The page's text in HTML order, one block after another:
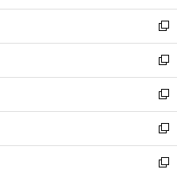
開
く
ウ
で
開
く
ン
ド
ウ
で
開
く
ウ
ィ
ン
ド
ウ
で
開
く
し
い
ウ
ィ
ン
ド
ウ
で
開
く
新
し
い
ウ
ィ
ン
ド
ウ
で
新
し
い
ウ
ィ
ン
ド
新
し
い
ウ
ィ
新
し
い
新